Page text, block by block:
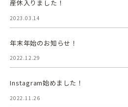
産休入りました！
2023.03.14
年末年始のお知らせ！
2022.12.29
Instagram始めました！
2022.11.26